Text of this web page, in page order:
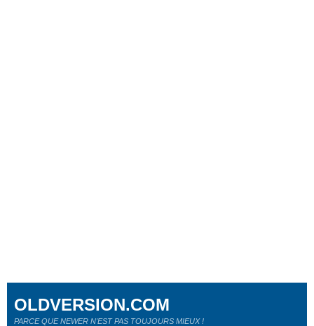
OLDVERSION.COM
PARCE QUE NEWER N'EST PAS TOUJOURS MIEUX !